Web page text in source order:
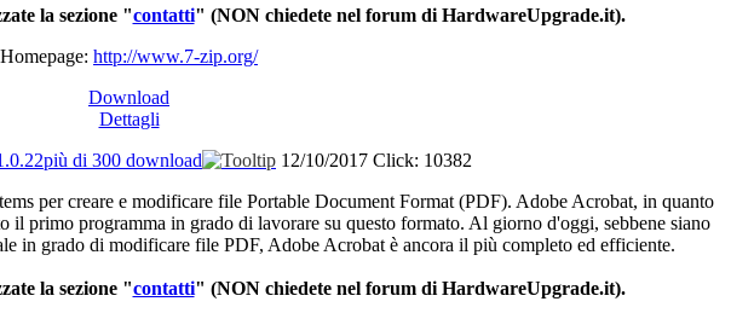
la sezione"contatti" (NON chiedete nelforum diHardwareUpgrade.it).
Homepage: http://www.7-zip.org/
Download
Dettagli
più di 300 download 12/10/2017 Click: 10382
percrearee modificarefile Portable Document Format (PDF). Adobe Acrobat, in quanto
il primo programmain grado di lavorare su questo formato. Al giorno d'oggi, sebbene siano
in grado di modificare file PDF, Adobe Acrobatè ancora il più completo ed efficiente.
la sezione"contatti" (NON chiedete nelforum diHardwareUpgrade.it).